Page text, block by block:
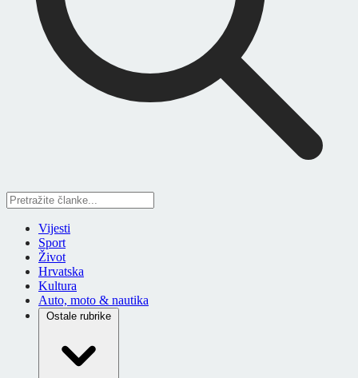
Vijesti
Sport
Život
Hrvatska
Kultura
Auto, moto & nautika
Ostale rubrike